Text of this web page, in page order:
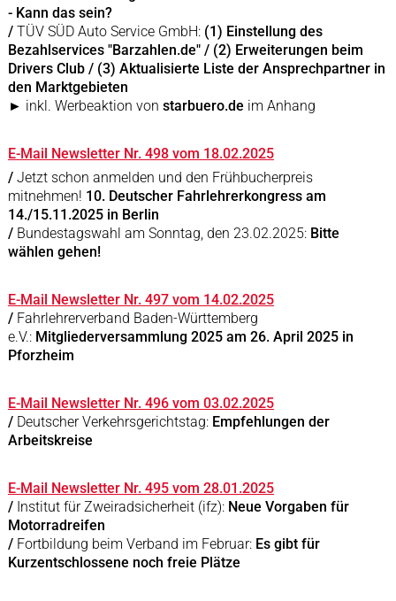
- Kann das sein?
/ TÜV SÜD Auto Service GmbH:(1) Einstellung des
Bezahlservices "Barzahlen.de" / (2) Erweiterungen beim
Drivers Club / (3) Aktualisierte Liste der Ansprechpartner in
den Marktgebieten
► inkl. Werbeaktion von starbuero.de im Anhang
E-Mail Newsletter Nr. 498 vom 18.02.2025
/ Jetzt schon anmelden und den Frühbucherpreis
mitnehmen! 10. Deutscher Fahrlehrerkongress am
14./15.11.2025 in Berlin
/ Bundestagswahl am Sonntag, den 23.02.2025: Bitte
wählen gehen!
E-Mail Newsletter Nr. 497 vom 14.02.2025
/ Fahrlehrerverband Baden-Württemberg
e.V.: Mitgliederversammlung 2025 am 26. April 2025 in
Pforzheim
E-Mail Newsletter Nr. 496 vom 03.02.2025
/ Deutscher Verkehrsgerichtstag:Empfehlungen der
Arbeitskreise
E-Mail Newsletter Nr. 495 vom 28.01.2025
/ Institut für Zweiradsicherheit (ifz): Neue Vorgaben für
Motorradreifen
/Fortbildung beim Verband im Februar: Es gibt für
Kurzentschlossene noch freie Plätze